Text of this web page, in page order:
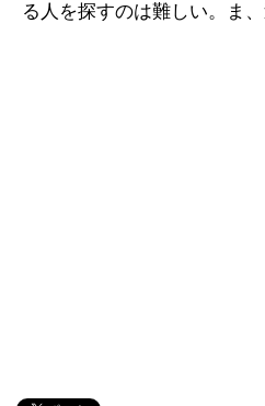
る人を探すのは難しい。ま